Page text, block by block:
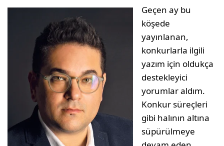
Geçen ay bu
köşede
yayınlanan,
konkurlarla ilgili
yazım için oldukça
destekleyici
yorumlar aldım.
Konkur süreçleri
gibi halının altına
süpürülmeye